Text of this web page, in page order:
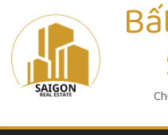
content